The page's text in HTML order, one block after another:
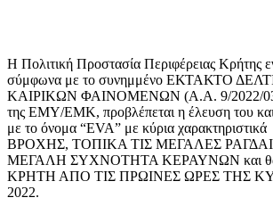
Η Πολιτική Προστασία Περιφέρειας Κρήτης
σύμφωνα με το συνημμένο ΕΚΤΑΚΤΟ
ΚΑΙΡΙΚΩΝ ΦΑΙΝΟΜΕΝΩΝ (Α.Α. 9/2022/03-
της ΕΜΥ/ΕΜΚ, προβλέπεται η έλευση του
με το όνομα “EVA” με κύρια
ΒΡΟΧΗΣ, ΤΟΠΙΚΑ ΤΙΣ ΜΕΓΑΛΕΣ
ΜΕΓΑΛΗ ΣΥΧΝΟΤΗΤΑ ΚΕΡΑΥΝΩΝ και θα
ΚΡΗΤΗ ΑΠΟ ΤΙΣ ΠΡΩΙΝΕΣ ΩΡΕΣ ΤΗΣ
2022.